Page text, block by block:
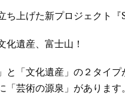
ち上げた新プロジェクト
化遺産、富士山！
と「文化遺産」の２タイ
「芸術の源泉」がありま